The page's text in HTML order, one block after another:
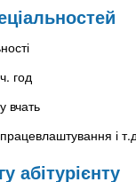
год
вчать
і
абітурієнту